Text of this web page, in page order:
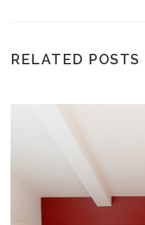
RELATED POSTS